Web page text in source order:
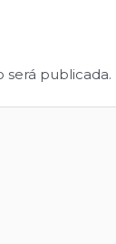
publicada.